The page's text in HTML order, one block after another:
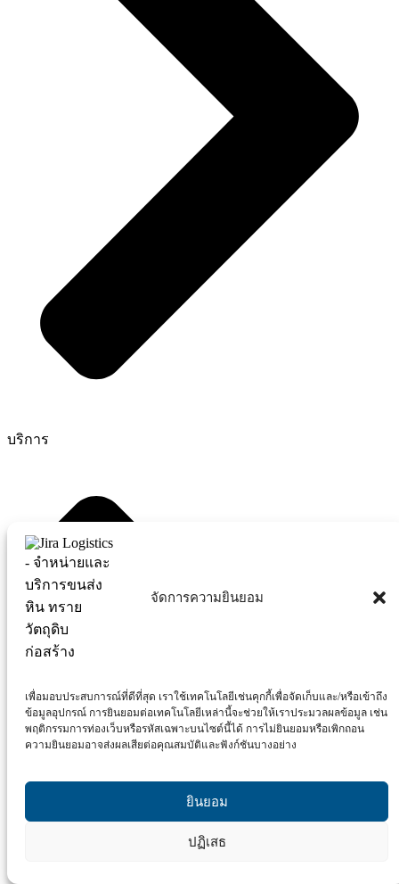
จัดการความยินยอม
เพื่อมอบประสบการณ์ที่ดีที่สุด เราใช้เทคโนโลยีเช่นคุกกี้เพื่อจัดเก็บและ/หรือเข้าถึง
ข้อมูลอุปกรณ์ การยินยอมต่อเทคโนโลยีเหล่านี้จะช่วยให้เราประมวลผลข้อมูล เช่น
พฤติกรรมการท่องเว็บหรือรหัสเฉพาะบนไซต์นี้ได้ การไม่ยินยอมหรือเพิกถอน
ความยินยอมอาจส่งผลเสียต่อคุณสมบัติและฟังก์ชันบางอย่าง
ยินยอม
ปฏิเสธ
บริการ